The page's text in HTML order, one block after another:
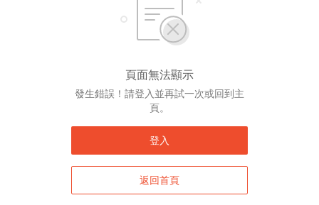
頁面無法顯示
發生錯誤！請登入並再試一次或回到主
頁。
登入
返回首頁